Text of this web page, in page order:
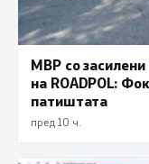
МВР со засилени
на ROADPOL:
патиштата
пред 10 ч.